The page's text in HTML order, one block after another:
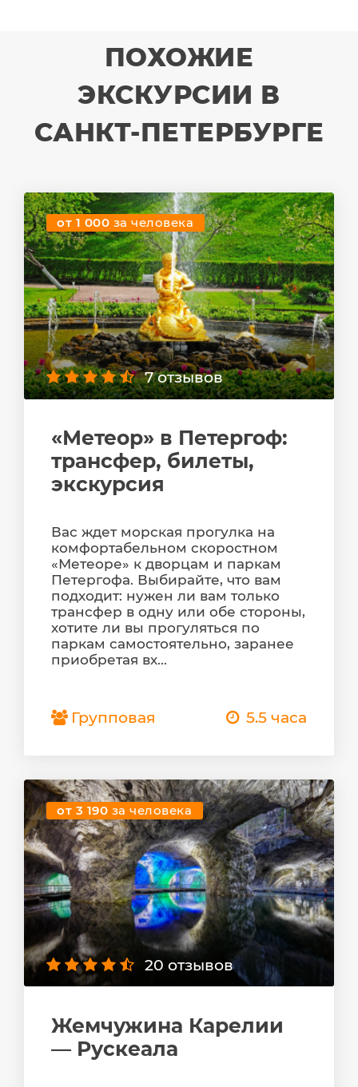
ПОХОЖИЕ
ЭКСКУРСИИ В
САНКТ-ПЕТЕРБУРГЕ
от 1 000 за человека
7 отзывов
«Метеор» в Петергоф:
трансфер, билеты,
экскурсия
Вас ждет морская прогулка на
комфортабельном скоростном
«Метеоре» к дворцам и паркам
Петергофа. Выбирайте, что вам
подходит: нужен ли вам только
трансфер в одну или обе стороны,
хотите ли вы прогуляться по
паркам самостоятельно, заранее
приобретая вх...
Групповая 5.5 часа
от 3 190 за человека
20 отзывов
Жемчужина Карелии
— Рускеала